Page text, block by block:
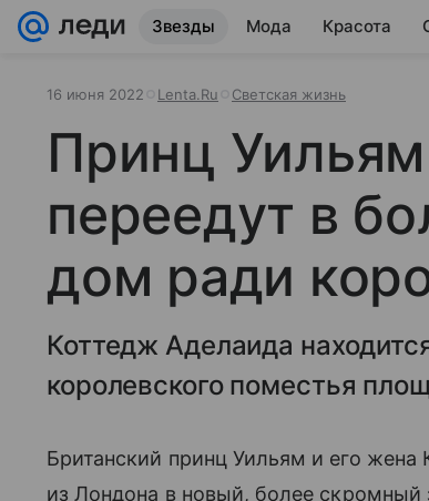
Звезды Мода Красота
16 июня 2022 Lenta.Ru Светская жизнь
Принц
переедут в
дом ради
Коттедж Аделаида
королевского поместья
Британский принц Уильям и его
из Лондона в новый, более